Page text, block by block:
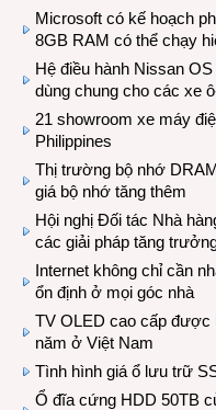
Microsoft có kế hoạch
8GB RAM có thể chạy
Hệ điều hành Nissan
dùng chung cho các xe
21 showroom xe máy
Philippines
Thị trường bộ nhớ
giá bộ nhớ tăng thêm
Hội nghị Đối tác Nhà
các giải pháp tăng
Internet không chỉ cần
ổn định ở mọi góc nhà
TV OLED cao cấp được
năm ở Việt Nam
Tình hình giá ổ lưu trữ
Ổ đĩa cứng HDD 50TB